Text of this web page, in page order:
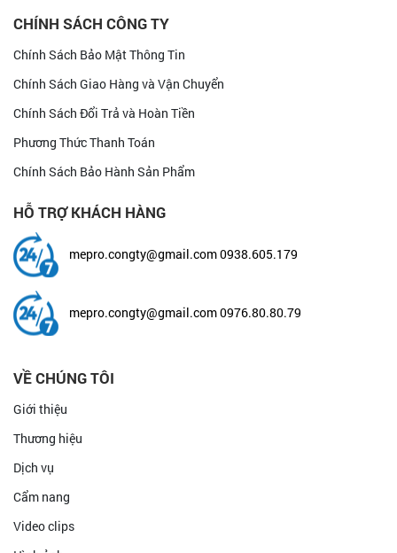
KIỀM TREVI FW
CHÍNH SÁCH CÔNG TY
Chính Sách Bảo Mật Thông Tin
Chính Sách Giao Hàng và Vận Chuyển
Chính Sách Đổi Trả và Hoàn Tiền
Phương Thức Thanh Toán
Chính Sách Bảo Hành Sản Phẩm
HỖ TRỢ KHÁCH HÀNG
mepro.congty@gmail.com
mepro.congty@gmail.com
VỀ CHÚNG TÔI
Giới thiệu